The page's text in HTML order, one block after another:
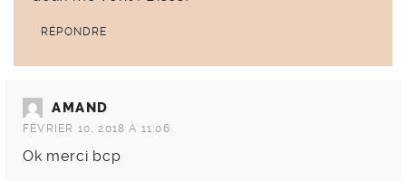
RÉPONDRE
AMAND
FÉVRIER 10, 2018 À 11:06
Ok merci bcp